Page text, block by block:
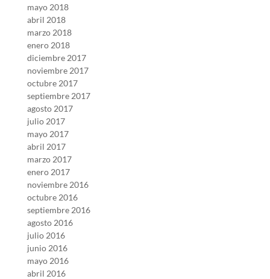
mayo 2018
abril 2018
marzo 2018
enero 2018
diciembre 2017
noviembre 2017
octubre 2017
septiembre 2017
agosto 2017
julio 2017
mayo 2017
abril 2017
marzo 2017
enero 2017
noviembre 2016
octubre 2016
septiembre 2016
agosto 2016
julio 2016
junio 2016
mayo 2016
abril 2016